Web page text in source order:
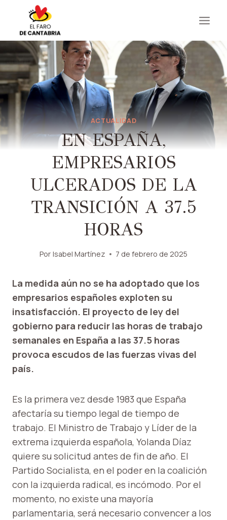
contenido
ACTUALIDAD
EN ESPAÑA,
EMPRESARIOS
ULCERADOS DE LA
TRANSICIÓN A 37.5
HORAS
Por Isabel Martínez 7 de febrero de 2025
La medida aún no se ha adoptado que los
empresarios españoles exploten su
insatisfacción. El proyecto de ley del
gobierno para reducir las horas de trabajo
semanales en España a las 37.5 horas
provoca escudos de las fuerzas vivas del
país.
Es la primera vez desde 1983 que España
afectaría su tiempo legal de tiempo de
trabajo. El Ministro de Trabajo y Líder de la
extrema izquierda española, Yolanda Díaz
quiere su solicitud antes de fin de año. El
Partido Socialista, en el poder en la coalición
con la izquierda radical, es incómodo. Por el
momento, no existe una mayoría
parlamentaria, será necesario convencer a los